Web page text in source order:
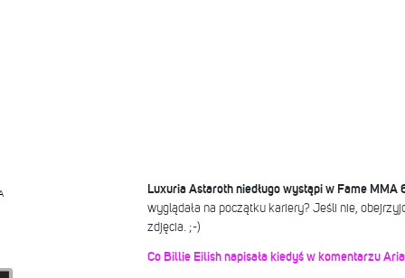
Luxuria Astaroth niedługo wystąpi w Fame MMA
wyglądała na początku kariery? Jeśli nie,
zdjęcia. ;-)
Co Billie Eilish napisała kiedyś w komentarzu